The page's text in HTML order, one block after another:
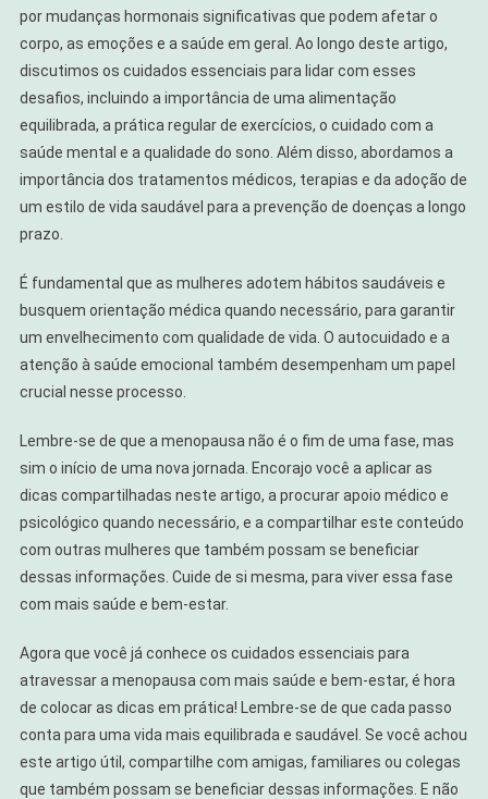
por mudanças hormonais significativas que podem afetar o
corpo, as emoções e a saúde em geral. Ao longo deste artigo,
discutimos os cuidados essenciais para lidar com esses
desafios, incluindo a importância de uma alimentação
equilibrada, a prática regular de exercícios, o cuidado com a
saúde mental e a qualidade do sono. Além disso, abordamos a
importância dos tratamentos médicos, terapias e da adoção de
um estilo de vida saudável para a prevenção de doenças a longo
prazo.
É fundamental que as mulheres adotem hábitos saudáveis e
busquem orientação médica quando necessário, para garantir
um envelhecimento com qualidade de vida. O autocuidado e a
atenção à saúde emocional também desempenham um papel
crucial nesse processo.
Lembre-se de que a menopausa não é o fim de uma fase, mas
sim o início de uma nova jornada. Encorajo você a aplicar as
dicas compartilhadas neste artigo, a procurar apoio médico e
psicológico quando necessário, e a compartilhar este conteúdo
com outras mulheres que também possam se beneficiar
dessas informações. Cuide de si mesma, para viver essa fase
com mais saúde e bem-estar.
Agora que você já conhece os cuidados essenciais para
atravessar a menopausa com mais saúde e bem-estar, é hora
de colocar as dicas em prática! Lembre-se de que cada passo
conta para uma vida mais equilibrada e saudável. Se você achou
este artigo útil, compartilhe com amigas, familiares ou colegas
que também possam se beneficiar dessas informações. E não